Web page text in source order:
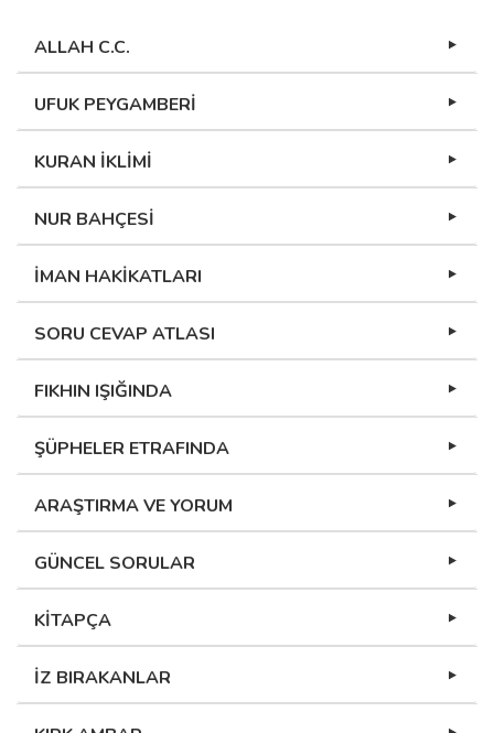
ALLAH C.C.
UFUK PEYGAMBERİ
KURAN İKLİMİ
NUR BAHÇESİ
İMAN HAKİKATLARI
SORU CEVAP ATLASI
FIKHIN IŞIĞINDA
ŞÜPHELER ETRAFINDA
ARAŞTIRMA VE YORUM
GÜNCEL SORULAR
KİTAPÇA
İZ BIRAKANLAR